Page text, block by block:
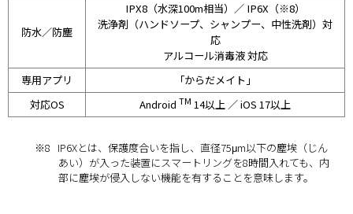
防水／防塵
IPX8（水深100m相当）／ IP6X（※8）
洗浄剤（ハンドソープ、シャンプー、中性洗剤）対
応
アルコール消毒液 対応
専用アプリ
「からだメイト」
対応OS
Android TM 14以上 ／ iOS 17以上
※8 IP6Xとは、保護度合いを指し、直径75μm以下の塵埃（じん
あい）が入った装置にスマートリングを8時間入れても、内
部に塵埃が侵入しない機能を有することを意味します。